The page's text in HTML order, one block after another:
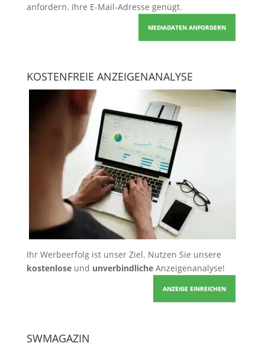
anfordern. Ihre E-Mail-Adresse genügt.
MEDIADATEN ANFORDERN
KOSTENFREIE ANZEIGENANALYSE
Ihr Werbeerfolg ist unser Ziel. Nutzen Sie unsere
kostenloseund unverbindlicheAnzeigenanalyse!
ANZEIGE EINREICHEN
SWMAGAZIN